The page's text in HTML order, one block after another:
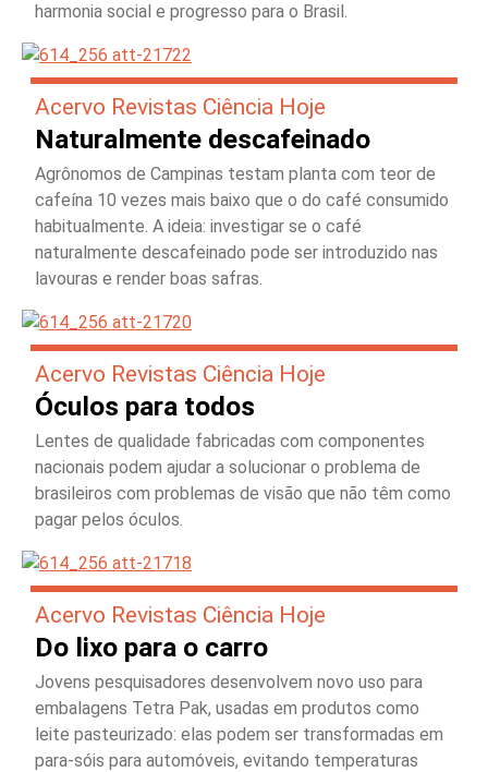
harmonia social e progresso para o Brasil.
Acervo Revistas Ciência Hoje
Naturalmente descafeinado
Agrônomos de Campinas testam planta com teor de
cafeína 10 vezes mais baixo que o do café consumido
habitualmente. A ideia: investigar se o café
naturalmente descafeinado pode ser introduzido nas
lavouras e render boas safras.
Acervo Revistas Ciência Hoje
Óculos para todos
Lentes de qualidade fabricadas com componentes
nacionais podem ajudar a solucionar o problema de
brasileiros com problemas de visão que não têm como
pagar pelos óculos.
Acervo Revistas Ciência Hoje
Do lixo para o carro
Jovens pesquisadores desenvolvem novo uso para
embalagens Tetra Pak, usadas em produtos como
leite pasteurizado: elas podem ser transformadas em
para-sóis para automóveis, evitando temperaturas